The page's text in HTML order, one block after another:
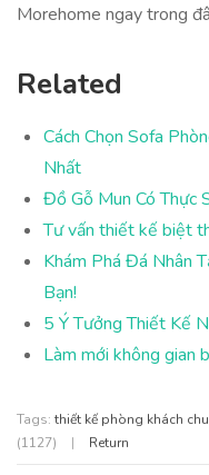
Morehome ngay trong
Related
Cách Chọn Sofa
Nhất
Đồ Gỗ Mun Có Thực
Tư vấn thiết kế biệt
Khám Phá Đá Nhân
Bạn!
5 Ý Tưởng Thiết Kế
Làm mới không gian
Tags: thiết kế phòng khách
(1127)
| Return